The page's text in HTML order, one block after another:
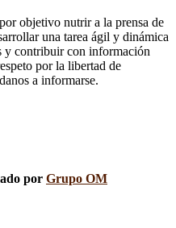
objetivo nutrir a la prensa de
una tarea ágil y dinámica
y contribuir con información
por la libertad de
a informarse.
por Grupo OM